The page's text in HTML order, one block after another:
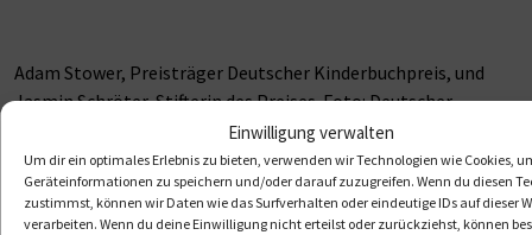
Einwilligung verwalten
Um dir ein optimales Erlebnis zu bieten, verwenden wir Technologien wie Cookies,
Geräteinformationen zu speichern und/oder darauf zuzugreifen. Wenn du diesen
zustimmst, können wir Daten wie das Surfverhalten oder eindeutige IDs auf dieser
verarbeiten. Wenn du deine Einwilligung nicht erteilst oder zurückziehst, können
Adam Stower, Preisträger Deutscher Kinderbuchpreis, und
Jasmin Schröter, Stifterin des Preises. Foto: Deutscher
Bilddownload in höherer Auflösung
unter:https://live.staticflickr.com/65535/